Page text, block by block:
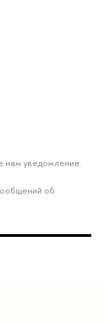
нам уведомление.
об